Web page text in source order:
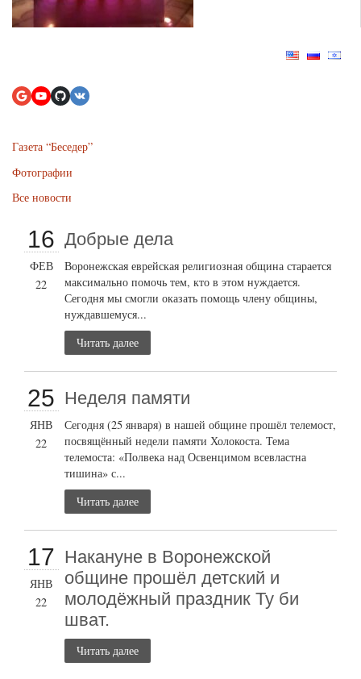
Газета “Беседер”
Фотографии
Все новости
16
ФЕВ
22
Добрые дела
Воронежская еврейская религиозная община старается
максимально помочь тем, кто в этом нуждается.
Сегодня мы смогли оказать помощь члену общины,
нуждавшемуся...
Читать далее
25
ЯНВ
22
Неделя памяти
Сегодня (25 января) в нашей общине прошёл телемост,
посвящённый недели памяти Холокоста. Тема
телемоста: «Полвека над Освенцимом всевластна
тишина» с...
Читать далее
17
ЯНВ
22
Накануне в Воронежской
общине прошёл детский и
молодёжный праздник Ту би
шват.
Читать далее